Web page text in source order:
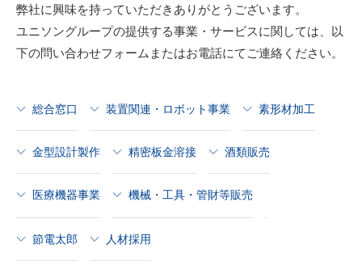
弊社に興味を持っていただきありがとうございます。
ユニソングループの提供する事業・サービスに関しては、以
下の問い合わせフォームまたはお電話にてご連絡ください。
総合窓口 装置関連・ロボット事業 素形材加工
金型設計製作 精密板金溶接 酒類販売
医療機器事業 機械・工具・管財等販売
節電太郎 人材採用